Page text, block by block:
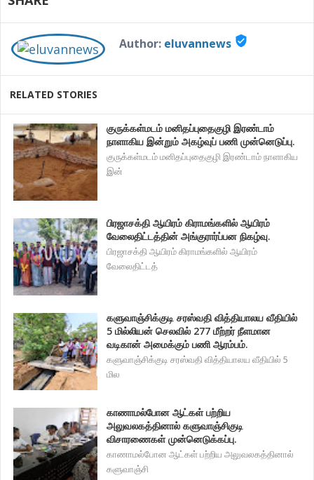
Author: eluvannews verified_user
RELATED STORIES
குருக்கள்மடம் மனிதப்புதைகுழி இரண்டாம்
நாளாகிய இன்றும் அகழ்வுப் பணி முன்னெடுப்பு.
குருக்கள்மடம் மனிதப்புதைகுழி இரண்டாம் நாளாகிய
இன்
பிரஜாசக்தி ஆயிரம் கிராமங்களில் ஆயிரம்
வேலைதிட்டத்தின் அங்குரார்ப்பன நிகழ்வு.
பிரஜாசக்தி ஆயிரம் கிராமங்களில் ஆயிரம்
வேலைதிட்டத்
களுவாஞ்சிக்குடி சரஸ்வதி வித்தியாலய வீதியில்
5 மில்லியன் செலவில் 277 மீற்றர் நீளமான
வடிகான் அமைக்கும் பணி ஆரம்பம்.
களுவாஞ்சிக்குடி சரஸ்வதி வித்தியாலய வீதியில் 5
மில
காணாமல்போன ஆட்கள் பற்றிய
அலுவலகத்தினால் களுவாஞ்சிகுடி
விசாரணைகள் முன்னெடுக்கப்பு.
காணாமல்போன ஆட்கள் பற்றிய அலுவலகத்தினால்
களுவாஞ்சி